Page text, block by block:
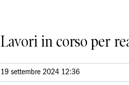
Lavori in corso per
19 settembre 2024 12:36